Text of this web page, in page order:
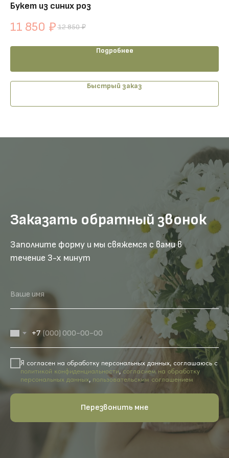
Букет из синих роз
11 850 ₽ 12 850 ₽
Подробнее
Быстрый заказ
Заказать обратный звонок
Заполните форму и мы свяжемся с вами в
течение 3-х минут
Ваше имя
+7
Я согласен на обработку персональных данных, соглашаюсь с
политикой конфиденциальности, согласием на обработку
персональных данных, пользовательским соглашением
Перезвонить мне